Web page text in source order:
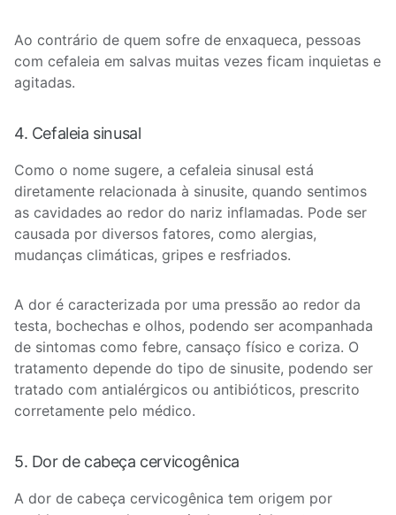
Ao contrário de quem sofre de enxaqueca, pessoas
com cefaleia em salvas muitas vezes ficam inquietas e
agitadas.
4. Cefaleia sinusal
Como o nome sugere, a cefaleia sinusal está
diretamente relacionada à sinusite, quando sentimos
as cavidades ao redor do nariz inflamadas. Pode ser
causada por diversos fatores, como alergias,
mudanças climáticas, gripes e resfriados.
A dor é caracterizada por uma pressão ao redor da
testa, bochechas e olhos, podendo ser acompanhada
de sintomas como febre, cansaço físico e coriza. O
tratamento depende do tipo de sinusite, podendo ser
tratado com antialérgicos ou antibióticos, prescrito
corretamente pelo médico.
5. Dor de cabeça cervicogênica
A dor de cabeça cervicogênica tem origem por